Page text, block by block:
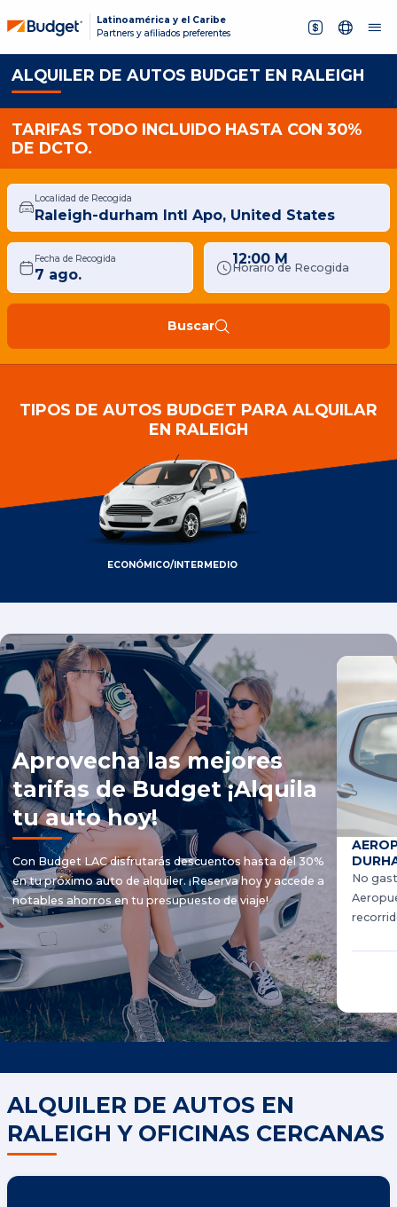
Latinoamérica y el Caribe
Partners y afiliados preferentes
ALQUILER DE AUTOS BUDGET EN RALEIGH
TARIFAS TODO INCLUIDO HASTA CON 30%
DE DCTO.
Localidad de Recogida
Fecha de Recogida
Horario de Recogida
12:00 M
Buscar
TIPOS DE AUTOS BUDGET PARA ALQUILAR
EN RALEIGH
ECONÓMICO/INTERMEDIO
Aprovecha las mejores
tarifas de Budget ¡Alquila
tu auto hoy!
Con Budget LAC disfrutarás descuentos hasta del 30%
en tu próximo auto de alquiler. ¡Reserva hoy y accede a
notables ahorros en tu presupuesto de viaje!
No
ALQUILER DE AUTOS EN
RALEIGH Y OFICINAS CERCANAS